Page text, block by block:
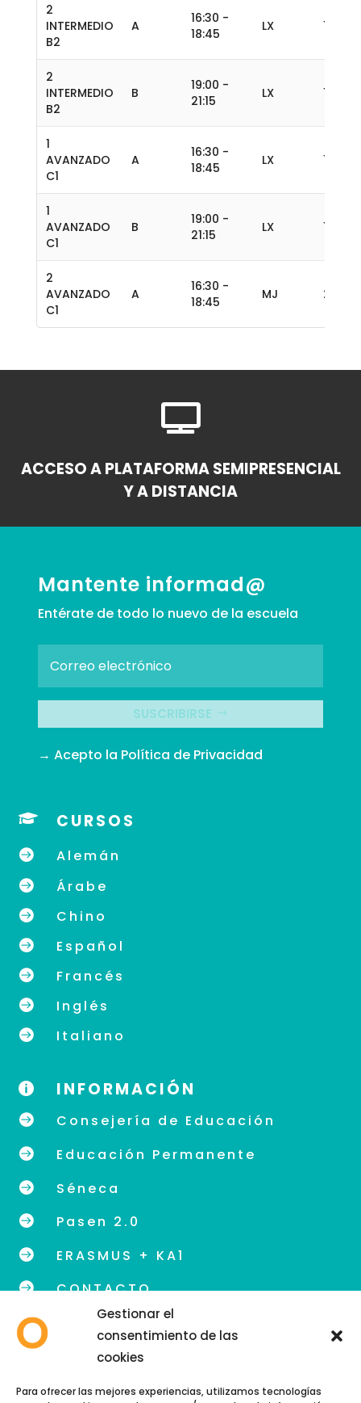
Gestionar el
consentimiento de las
cookies
Para ofrecer las mejores experiencias, utilizamos tecnologías
2
INTERMEDIO
B2
A
16:30 -
18:45
LX 13
2
INTERMEDIO
B2
B
19:00 -
21:15
LX 13
1
AVANZADO
C1
A
16:30 -
18:45
LX 14
1
AVANZADO
C1
B
19:00 -
21:15
LX 15
2
AVANZADO
C1
A
16:30 -
18:45
MJ 20

ACCESO A PLATAFORMA SEMIPRESENCIAL
Y A DISTANCIA
Mantente informad@
Entérate de todo lo nuevo de la escuela
SUSCRIBIRSE
→ Acepto la Política de Privacidad
 CURSOS
 Alemán
 Árabe
 Chino
 Español
 Francés
 Inglés
 Italiano
 INFORMACIÓN
 Consejería de Educación
 Educación Permanente
 Séneca
 Pasen 2.0
 ERASMUS + KA1
 CONTACTO